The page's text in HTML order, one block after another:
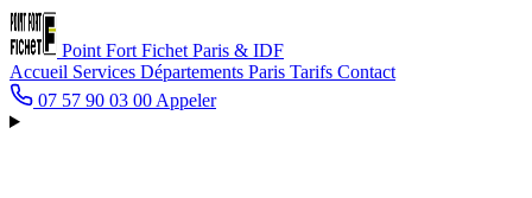
Point Fort Fichet Paris & IDF
Accueil Services Départements Paris Tarifs Contact
07 57 90 03 00 Appeler